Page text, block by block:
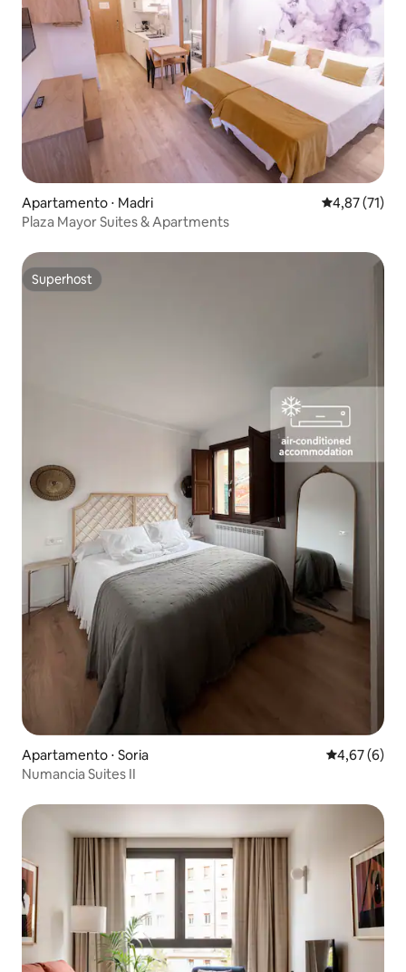
Apartamento ⋅ Madri 4,87 de uma
4,87 (71)
Plaza Mayor Suites & Apartments
Superhost
Superhost
Apartamento ⋅ Soria 4,67 de uma
4,67 (6)
Numancia Suites II